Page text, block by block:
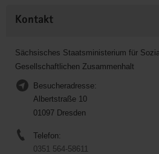
Kontakt
Sächsisches Staatsministerium für
Gesellschaftlichen Zusammenhalt
Besucheradresse:
Albertstraße 10
01097 Dresden
Telefon:
0351 564-58611